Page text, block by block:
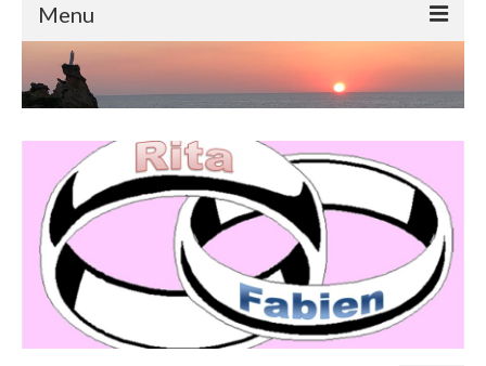
Menu
Méditer
Homélies, Poèmes
Poèmes
Homélies
Homélies de Mariages
Homélies de Pèlerinages
Mon témoignage